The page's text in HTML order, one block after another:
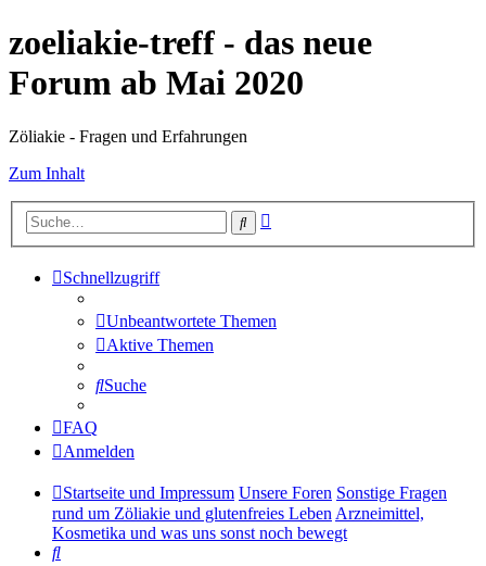
zoeliakie-treff - das neue
Forum ab Mai 2020
Zöliakie - Fragen und Erfahrungen
Zum Inhalt
Suche
Schnellzugriff
Unbeantwortete Themen
Aktive Themen
Suche
FAQ
Anmelden
Startseite und Impressum Unsere Foren Sonstige Fragen
rund um Zöliakie und glutenfreies LebenArzneimittel,
Kosmetika und was uns sonst noch bewegt
Suche